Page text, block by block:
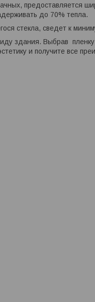
предоставляется
до 70% тепла.
стекла, сведет к
здания. Выбрав пленку
и получите все